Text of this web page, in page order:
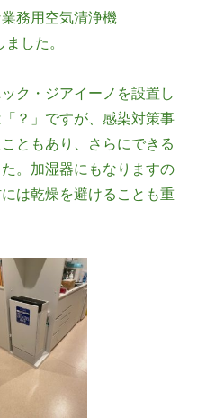
務用空気清浄機
した。
ク・ジアイーノを設置し
？」ですが、感染対策事
ともあり、さらにできる
。加湿器にもなりますの
は乾燥を避けることも重